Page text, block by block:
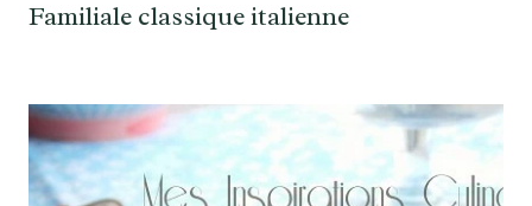
Familiale classique italienne